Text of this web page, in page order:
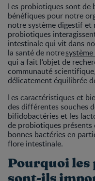
Les probiotiques sont de
bénéfiques pour notre
notre système digestif et
probiotiques
intestinale qui vit dans
la santé de notre
qui a fait l’objet de
communauté
délicatement équilibrée
Les caractéristiques et
des différentes souches
bifidobactéries et les
de probiotiques présents
bonnes bactéries en
flore intestinale.
Pourquoi les